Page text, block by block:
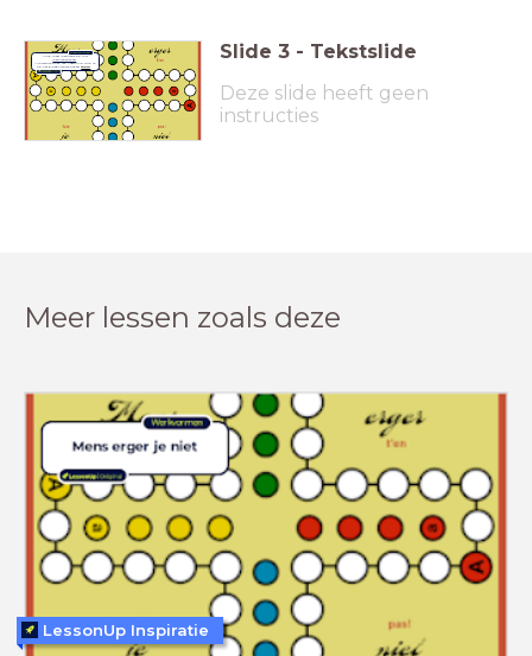
Vind meer inspiratie op ons
Inspiratiekanaal
Alle werkvormen van LessonUp vind je
op het gloednieuwe kanaalWoW
Werkvormen Slide 3 - Tekstslide
Deze slide heeft geen
instructies
Meer lessen zoals deze
LessonUp Inspiratie